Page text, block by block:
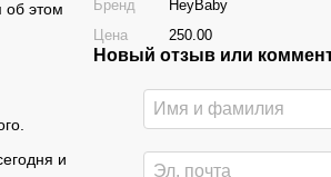
об этом
и
Бренд
HeyBaby
Цена
250.00
Новый отзыв или